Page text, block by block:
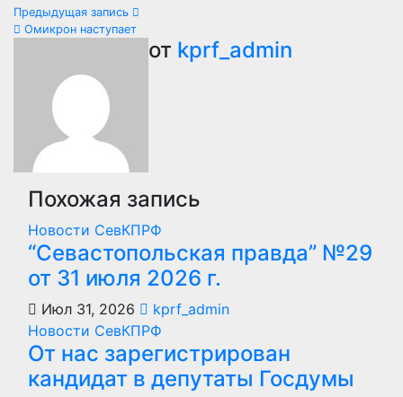
Навигация
записям
Предыдущая запись
Омикрон наступает
от kprf_admin
Похожая запись
Новости СевКПРФ
“Севастопольская правда” №29
от 31 июля 2026 г.
Июл 31, 2026
kprf_admin
Новости СевКПРФ
От нас зарегистрирован
кандидат в депутаты Госдумы